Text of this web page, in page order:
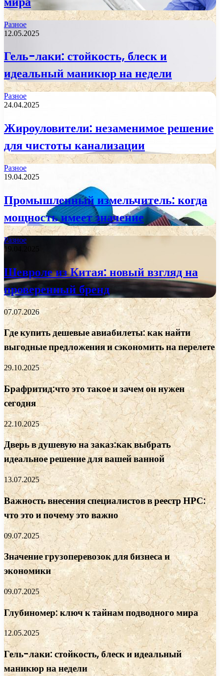
Разное
12.05.2025
Гель-лаки: стойкость, блеск и
идеальный маникюр на недели
Разное
24.04.2025
Жироуловители: незаменимое решение
для чистоты канализации
Разное
19.04.2025
Промышленный измельчитель: когда
мощность имеет значение
Разное
19.04.2025
Шевроле из Китая: новый взгляд на
проверенный бренд
07.07.2026
Где купить дешевые авиабилеты: как найти
выгодные предложения и сэкономить на перелете
29.10.2025
Брафритид:что это такое и зачем он нужен
сегодня
22.10.2025
Дверь в душевую на заказ:как выбрать
идеальное решение для вашей ванной
13.07.2025
Важность внесения специалистов в реестр НРС:
что это и почему это важно
09.07.2025
Значение грузоперевозок для бизнеса и
экономики
09.07.2025
Глубиномер: ключ к тайнам подводного мира
12.05.2025
Гель-лаки: стойкость, блеск и идеальный
маникюр на недели